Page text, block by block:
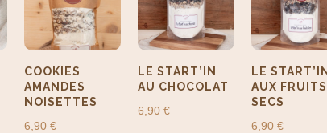
COOKIES
AMANDES
NOISETTES
6,90 €
LE START’IN
AU CHOCOLAT
6,90 €
LE START’IN
AUX FRUITS
SECS
6,90 €